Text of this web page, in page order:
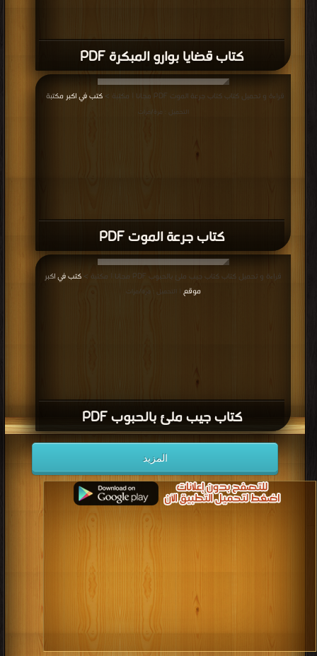
كتاب قضايا بوارو المبكرة PDF
كتاب جرعة الموت PDF
قراءة و تحميل كتاب كتاب جرعة الموت PDF مجانا | مكتبة > كتب في اكبر مكتبة
التحميل : مرة/مرات
كتاب جيب ملئ بالحبوب PDF
قراءة و تحميل كتاب كتاب جيب ملئ بالحبوب PDF مجانا | مكتبة >
كتب في اكبر
موقع
| التحميل : مرة/مرات
المزيد